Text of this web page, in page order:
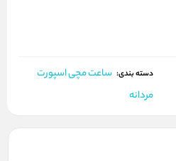
دسته بندی: ساعت مچی اسپورت
مردانه